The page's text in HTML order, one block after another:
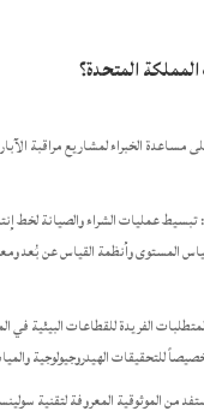
المتحدة؟
مساعدة الخبراء لمشاريع مراقبة
المستوى وأنظمة القياس عن بُعد
الفريدة للقطاعات البيئية في
للتحقيقات الهيدروجيولوجية
من الموثوقية المعروفة لتقنية